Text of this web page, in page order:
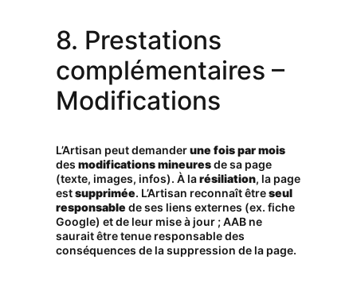
8. Prestations
complémentaires –
Modifications
L’Artisan peut demanderune fois par mois
desmodifications mineuresde sa page
(texte, images, infos). À larésiliation, la page
estsupprimée. L’Artisan reconnaît êtreseul
responsable de ses liens externes (ex. fiche
Google) et de leur mise à jour ; AAB ne
saurait être tenue responsable des
conséquences de la suppression de la page.